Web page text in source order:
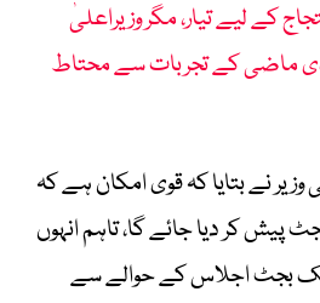
کے لیے تیار، مگر وزیراعلیٰ
ماضی کے تجربات سے محتاط
نے بتایا کہ قوی امکان ہے کہ
پیش کر دیا جائے گا، تاہم انہوں
بجٹ اجلاس کے حوالے سے